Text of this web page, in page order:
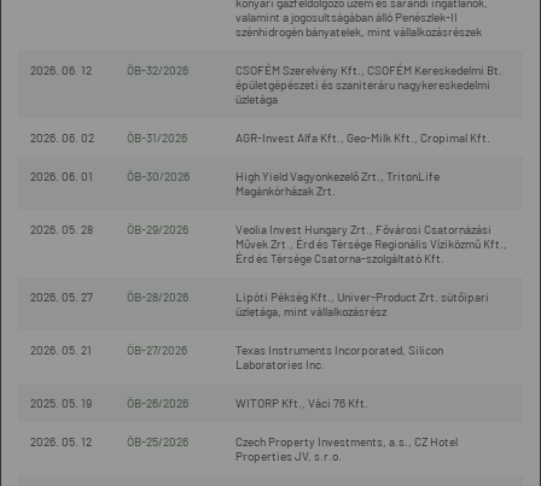
valamint a jogosultságában álló Penészlek-II
szénhidrogén bányatelek, mint vállalkozásrészek
2026. 06. 12 ÖB-32/2026
CSOFÉM Szerelvény Kft., CSOFÉM Kereskedelmi Bt.
épületgépészeti és szaniteráru nagykereskedelmi
üzletága
2026. 06. 02 ÖB-31/2026 AGR-Invest Alfa Kft., Geo-Milk Kft., Cropimal Kft.
2026. 06. 01 ÖB-30/2026
High Yield Vagyonkezelő Zrt., TritonLife
Magánkórházak Zrt.
2026. 05. 28 ÖB-29/2026
Veolia Invest Hungary Zrt., Fővárosi Csatornázási
Művek Zrt., Érd és Térsége Regionális Víziközmű Kft.,
Érd és Térsége Csatorna-szolgáltató Kft.
2026. 05. 27 ÖB-28/2026
Lipóti Pékség Kft., Univer-Product Zrt. sütőipari
üzletága, mint vállalkozásrész
2026. 05. 21 ÖB-27/2026
Texas Instruments Incorporated, Silicon
Laboratories Inc.
2025. 05. 19 ÖB-26/2026 WITORP Kft., Váci 76 Kft.
2026. 05. 12 ÖB-25/2026
Czech Property Investments, a.s., CZ Hotel
Properties JV, s.r.o.